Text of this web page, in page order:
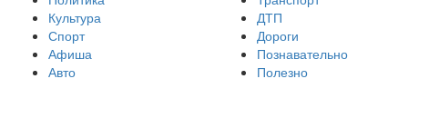
Культура
Спорт
Афиша
Авто
ДТП
Дороги
Познавательно
Полезно